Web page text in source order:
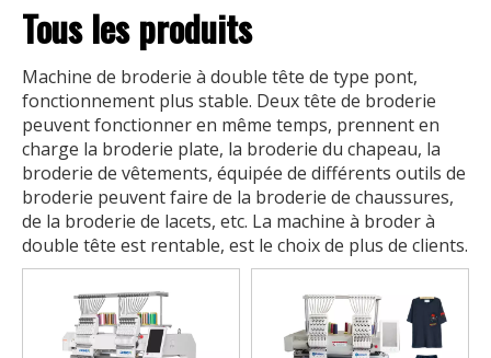
Tous les produits
Machine de broderie à double tête de type pont,
fonctionnement plus stable. Deux tête de broderie
peuvent fonctionner en même temps, prennent en
charge la broderie plate, la broderie du chapeau, la
broderie de vêtements, équipée de différents outils de
broderie peuvent faire de la broderie de chaussures,
de la broderie de lacets, etc. La machine à broder à
double tête est rentable, est le choix de plus de clients.